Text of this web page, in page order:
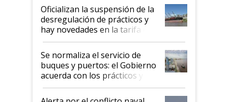
Oficializan la suspensión de la
desregulación de prácticos y
hay novedades en la tarifa de
la hidrovía
Se normaliza el servicio de
buques y puertos: el Gobierno
acuerda con los prácticos y
suspende el decreto de
desregulación